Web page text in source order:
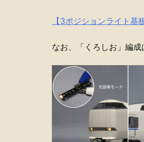
【3ポジションライト
なお、「くろしお」編